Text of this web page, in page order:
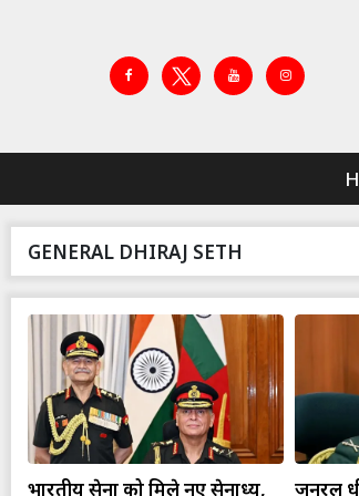
GENERAL DHIRAJ SETH
भारतीय सेना को मिले नए सेनाध्यक्ष, जनरल